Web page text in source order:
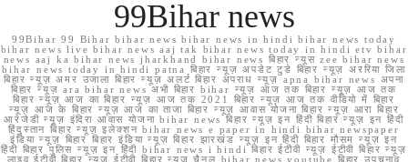
99Bihar news
99Bihar 99 Bihar bihar news bihar news in hindi bihar news today
bihar news live bihar news aaj tak bihar news today in hindi etv bihar
news aaj ka bihar news jharkhand bihar news बिहार न्यूस zee bihar news
bihar news today in hindi patna बिहार न्यूज़ अपडेट टुडे बिहार न्यूज़ अररिया जिला
बिहार न्यूज़ अमर उजाला बिहार न्यूज़ अलर्ट बिहार अपराध न्यूज़ apna bihar news अपना
बिहार न्यूज़ ara bihar news अभी बिहार bihar न्यूज़ आज तक बिहार न्यूज़ आज तक
बिहार न्यूज़ आज का बिहार न्यूज़ आज तक 2021 बिहार न्यूज़ आज तक वीडियो में बिहार
न्यूज़ आज के बिहार न्यूज़ आज का ताजा बिहार न्यूज़ आवास योजना बिहार न्यूज़ आरा बिहार
आरजेडी न्यूज़ इंदिरा आवास योजना bihar news बिहार न्यूज़ इन हिंदी बिहार न्यूज़ इन हिंदी
हिंदुस्तान बिहार न्यूज़ इलेक्शन bihar news e paper in hindi bihar newspaper
इंडिया न्यूज़ बिहार बिहार इंडिया न्यूज़ बिहार झारखंड न्यूज़ इन हिंदी बिहार मौसम न्यूज़ इन
हिंदी बिहार पुलिस न्यूज़ इन हिंदी bihar news i hindi बिहार ईटीवी न्यूज़ ईटीवी बिहार न्यूज़
लाइव ईटीवी बिहार न्यूज़ ईटीवी बिहार न्यूज़ चैनल bihar news youtube बिहार उपचुनाव